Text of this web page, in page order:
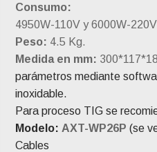
Consumo:
4950W-110V y 6000W-220V
Peso: 4.5 Kg.
Medida en mm:
parámetros mediante
inoxidable.
​Para proceso TIG se
Modelo: AXT-WP26P (se
Cables